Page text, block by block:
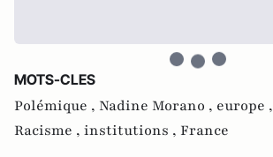
MOTS-CLES
Polémique , Nadine Morano , europe ,
Racisme , institutions , France